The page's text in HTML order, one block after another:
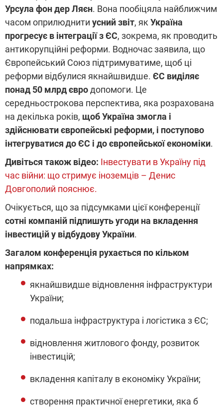
Урсула фон дер Ляєн. Вона пообіцяла найближчим
часом оприлюднити усний звіт, якУкраїна
прогресує в інтеграції з ЄС, зокрема, як проводить
антикорупційні реформи. Водночас заявила, що
Європейський Союз підтримуватиме, щоб ці
реформи відбулися якнайшвидше. ЄС виділяє
понад 50 млрд євродопомоги. Це
середньострокова перспектива, яка розрахована
на декілька років, щоб Україна змогла і
здійснювати європейські реформи, і поступово
інтегруватися до ЄС і до європейської економіки.
Дивіться також відео: Інвестувати в Україну під
час війни: що стримує іноземців – Денис
Довгополий пояснює.
Очікується, що за підсумками цієї конференції
сотні компаній підпишуть угоди на вкладення
інвестицій у відбудову України.
Загалом конференція рухається по кільком
напрямках:
якнайшвидше відновлення інфраструктури
України;
подальша інфраструктура і логістика з ЄС;
відновлення житлового фонду, розвиток
інвестицій;
вкладення капіталу в економіку України;
створення практичної енергетики, яка б